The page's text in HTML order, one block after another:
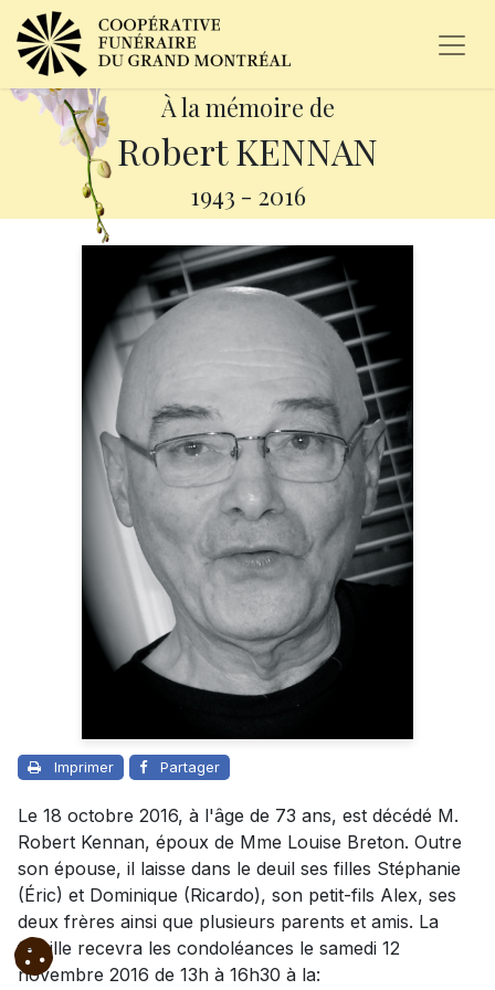
À la mémoire de
Robert KENNAN
1943 - 2016
Imprimer Partager
Le 18 octobre 2016, à l'âge de 73 ans, est décédé M.
Robert Kennan, époux de Mme Louise Breton. Outre
son épouse, il laisse dans le deuil ses filles Stéphanie
(Éric) et Dominique (Ricardo), son petit-fils Alex, ses
deux frères ainsi que plusieurs parents et amis. La
famille recevra les condoléances le samedi 12
novembre 2016 de 13h à 16h30 à la: